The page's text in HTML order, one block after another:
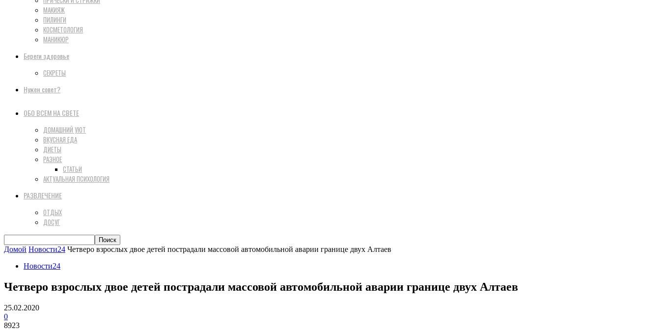
МАКИЯЖ
ПИЛИНГИ
КОСМЕТОЛОГИЯ
МАНИКЮР
Береги здоровье
СЕКРЕТЫ
Нужен совет?
ОБО ВСЕМ НА СВЕТЕ
ДОМАШНИЙ УЮТ
ВКУСНАЯ ЕДА
ДИЕТЫ
РАЗНОЕ
СТАТЬИ
АКТУАЛЬНАЯ ПСИХОЛОГИЯ
РАЗВЛЕЧЕНИЕ
ОТДЫХ
ДОСУГ
Домой Новости24 Четверо взрослых двое детей пострадали массовой автомобильной аварии границе двух Алтаев
Новости24
Четверо взрослых двое детей пострадали массовой автомобильной аварии границе двух Алтаев
25.02.2020
0
8923